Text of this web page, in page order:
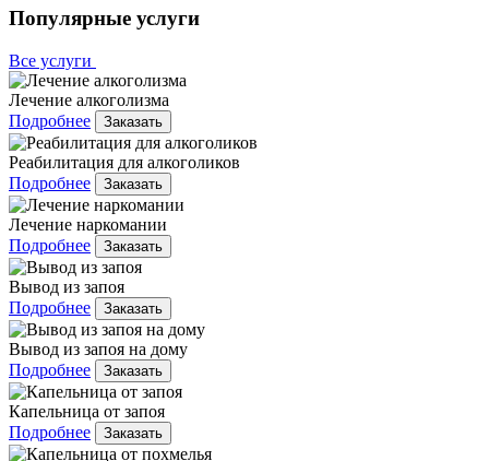
Популярные услуги
Все услуги
Лечение алкоголизма
Подробнее
Заказать
Реабилитация для алкоголиков
Подробнее
Заказать
Лечение наркомании
Подробнее
Заказать
Вывод из запоя
Подробнее
Заказать
Вывод из запоя на дому
Подробнее
Заказать
Капельница от запоя
Подробнее
Заказать